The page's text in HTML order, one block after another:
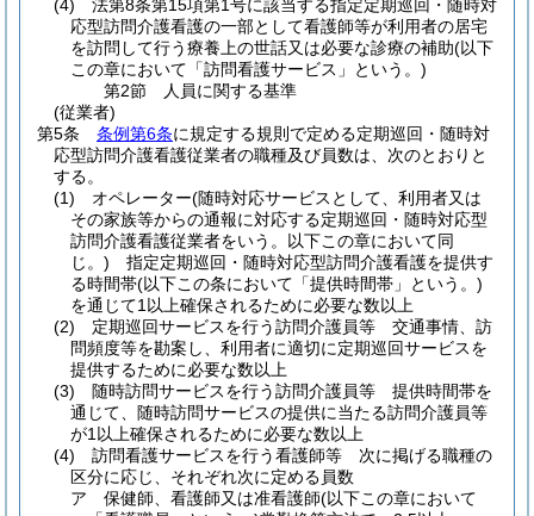
(4)
法第8条第15項第1号に該当する指定定期巡回・随時対
応型訪問介護看護の一部として看護師等が利用者の居宅
を訪問して行う療養上の世話又は必要な診療の補助(以下
この章において「訪問看護サービス」という。)
第2節
人員に関する基準
(従業者)
第5条
条例第6条に規定する規則で定める定期巡回・随時対
応型訪問介護看護従業者の職種及び員数は、次のとおりと
する。
(1)
オペレーター(随時対応サービスとして、利用者又は
その家族等からの通報に対応する定期巡回・随時対応型
訪問介護看護従業者をいう。以下この章において同
じ。) 指定定期巡回・随時対応型訪問介護看護を提供す
る時間帯(以下この条において「提供時間帯」という。)
を通じて1以上確保されるために必要な数以上
(2)
定期巡回サービスを行う訪問介護員等 交通事情、訪
問頻度等を勘案し、利用者に適切に定期巡回サービスを
提供するために必要な数以上
(3)
随時訪問サービスを行う訪問介護員等 提供時間帯を
通じて、随時訪問サービスの提供に当たる訪問介護員等
が1以上確保されるために必要な数以上
(4)
訪問看護サービスを行う看護師等 次に掲げる職種の
区分に応じ、それぞれ次に定める員数
ア
保健師、看護師又は准看護師(以下この章において